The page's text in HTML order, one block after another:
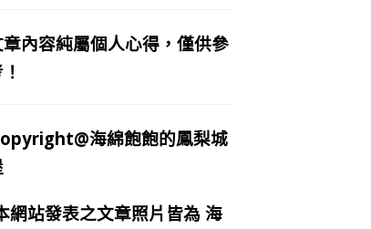
內容純屬個人心得，僅供參
海綿飽飽的鳳梨城
網站發表之文章照片皆為 海